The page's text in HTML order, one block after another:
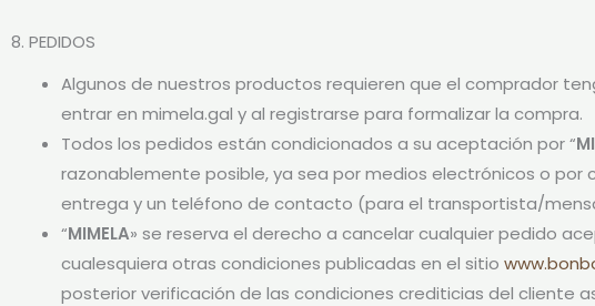
8. PEDIDOS
Algunos de nuestros productos requieren que el comprador
entrar en mimela.gal y al registrarse para formalizar la compra.
Todos los pedidos están condicionados a su aceptación por “
razonablemente posible, ya sea por medios electrónicos o por
entrega y un teléfono de contacto (para el transportista/
“MIMELA» se reserva el derecho a cancelar cualquier pedido
cualesquiera otras condiciones publicadas en el sitio
posterior verificación de las condiciones crediticias del cliente